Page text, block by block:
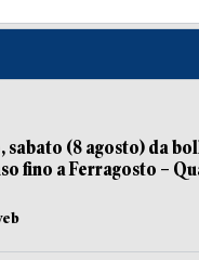
sabato (8 agosto) da
fino a Ferragosto –